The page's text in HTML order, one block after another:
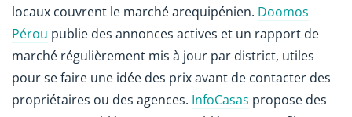
locaux couvrent le marché arequipénien. Doomos
Pérou publie des annonces actives et un rapport de
marché régulièrement mis à jour par district, utiles
pour se faire une idée des prix avant de contacter des
propriétaires ou des agences. InfoCasas propose des